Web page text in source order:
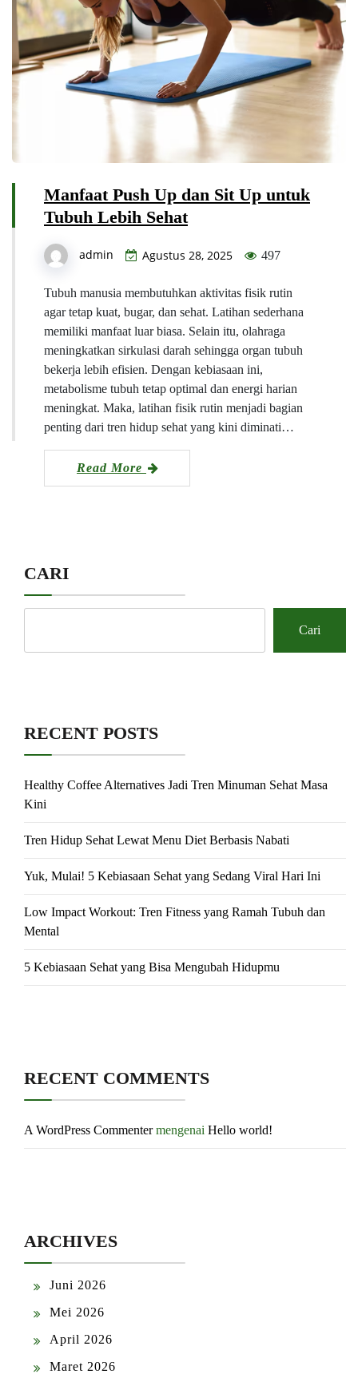
Manfaat Push Up dan Sit Up untuk
Tubuh Lebih Sehat
admin Agustus 28, 2025 497
Tubuh manusia membutuhkan aktivitas fisik rutin
agar tetap kuat, bugar, dan sehat. Latihan sederhana
memiliki manfaat luar biasa. Selain itu, olahraga
meningkatkan sirkulasi darah sehingga organ tubuh
bekerja lebih efisien. Dengan kebiasaan ini,
metabolisme tubuh tetap optimal dan energi harian
meningkat. Maka, latihan fisik rutin menjadi bagian
penting dari tren hidup sehat yang kini diminati…
Read More
CARI
Cari
RECENT POSTS
Healthy Coffee Alternatives Jadi Tren Minuman Sehat Masa
Kini
Tren Hidup Sehat Lewat Menu Diet Berbasis Nabati
Yuk, Mulai! 5 Kebiasaan Sehat yang Sedang Viral Hari Ini
Low Impact Workout: Tren Fitness yang Ramah Tubuh dan
Mental
5 Kebiasaan Sehat yang Bisa Mengubah Hidupmu
RECENT COMMENTS
A WordPress Commentermengenai Hello world!
ARCHIVES
Juni 2026
Mei 2026
April 2026
Maret 2026